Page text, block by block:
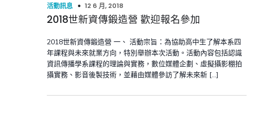
活動訊息 12 6 月, 2018
2018世新資傳鍛造營 歡迎報名參加
2018世新資傳鍛造營 一、 活動宗旨：為協助高中生了解本系四
年課程與未來就業方向，特別舉辦本次活動。活動內容包括認識
資訊傳播學系課程的理論與實務，數位媒體企劃、虛擬攝影棚拍
攝實務、影音後製技術，並藉由媒體參訪了解未來新 […]